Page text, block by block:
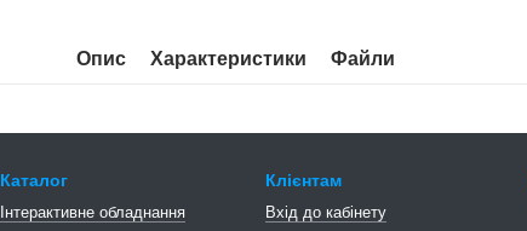
Опис Характеристики Файли
Каталог
Інтерактивне обладнання
Клієнтам
Вхід до кабінету